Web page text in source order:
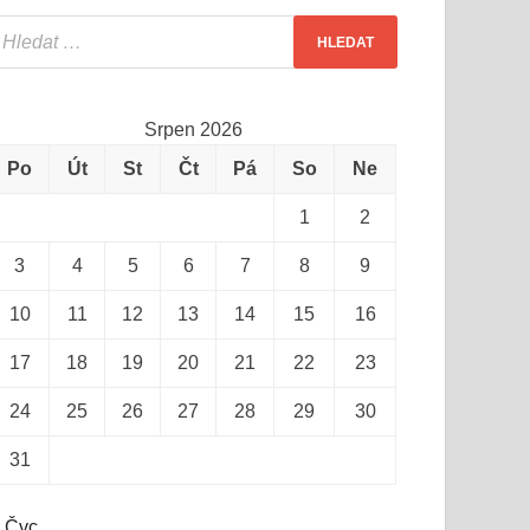
Srpen 2026
Po
Út St Čt Pá So Ne
1 2
3 4 5 6 7 8 9
10 11 12 13 14 15 16
17 18 19 20 21 22 23
24 25 26 27 28 29 30
31